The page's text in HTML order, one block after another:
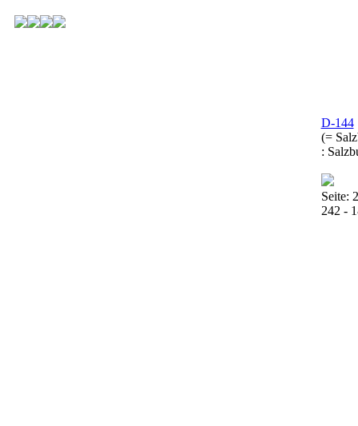
D-144
(=
:
Seite:
242 -